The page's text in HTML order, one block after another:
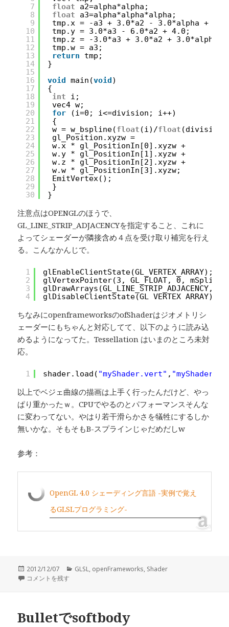
7
8
9
10
11
12
13
14
15
16
17
18
19
20
21
22
23
24
25
26
27
28
29
30
float
a2=alpha*alpha;
float
a3=alpha*alpha*alpha;
tmp.x = -a3 + 3.0*a2 - 3.0*alpha +
tmp.y = 3.0*a3 - 6.0*a2 + 4.0;
tmp.z = -3.0*a3 + 3.0*a2 + 3.0*alpha
tmp.w = a3;
return
tmp;
}
void main(void)
{
int
i;
vec4 w;
for
(i=0; i<=division; i++)
{
w = w_bspline(float (i)/float
gl_Position.xyzw =
w.x * gl_PositionIn[0].xyzw +
w.y * gl_PositionIn[1].xyzw +
w.z * gl_PositionIn[2].xyzw +
w.w * gl_PositionIn[3].xyzw;
EmitVertex();
}
}
注意点はOPENGLのほうで、
GL_LINE_STRIP_ADJACENCYを指定すること、これに
よってシェーダーが隣接含め４点を受け取り補完を行え
る。こんなかんじで。
1
2
3
4
glEnableClientState(GL_VERTEX_ARRAY);
glVertexPointer(3, GL_FLOAT, 0,
glDisableClientState(GL_VERTEX_ARRAY);
ちなみにopenframeworksのofShaderはジオメトリシ
ェーダーにもちゃんと対応してて、以下のように読み込
めるようになってた。Tessellation はいまのところ未対
応。
1 shader.load( "myShader.vert" ,
以上でベジェ曲線の描画は上手く行ったんだけど、やっ
ぱり重かったｗ。CPUでやるのとパフォーマンスそんな
に変わってない。やはり若干滑らかさを犠牲にするしか
無いかな。そもそもB-スプラインじゃだめだしw
参考：
OpenGL 4.0 シェーディング言語 -実例で覚え
るGLSLプログラミング-
投
稿
2012/12/07
カ
GLSL, openFrameworks, Shader
Geometory Shader でB-スプライン曲線を描いてみる に
コメントを残す
Bulletでsoftbody